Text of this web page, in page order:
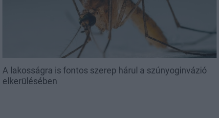
A lakosságra is fontos szerep hárul a szúnyoginvázió
elkerülésében